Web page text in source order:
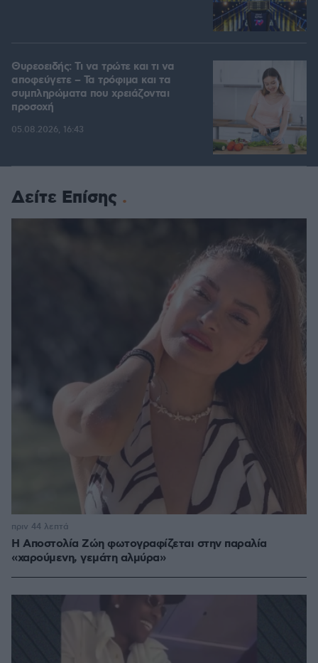
Θυρεοειδής: Τι να τρώτε και τι να
αποφεύγετε – Τα τρόφιμα και τα
συμπληρώματα που χρειάζονται
προσοχή
05.08.2026, 16:43
Δείτε Επίσης
H Αποστολία Ζώη φωτογραφίζεται στην παραλία
«χαρούμενη, γεμάτη αλμύρα»
πριν 44 λεπτά